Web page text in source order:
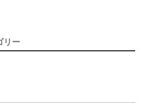
リー